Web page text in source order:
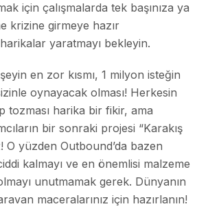
için çalışmalarda tek başınıza ya
krizine girmeye hazır
yaratmayı bekleyin.
en zor kısmı, 1 milyon isteğin
oynayacak olması! Herkesin
tozması harika bir fikir, ama
bir sonraki projesi “Karakış
O yüzden Outbound’da bazen
kalmayı ve en önemlisi malzeme
unutmamak gerek. Dünyanın
maceralarınız için hazırlanın!